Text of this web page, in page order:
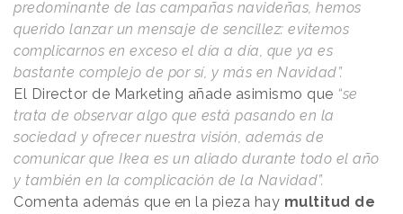
predominante de las campañas navideñas, hemos
querido lanzar un mensaje de sencillez: evitemos
complicarnos en exceso el día a día, que ya es
bastante complejo de por sí, y más en Navidad”.
El Director de Marketing añade asimismo que “se
trata de observar algo que está pasando en la
sociedad y ofrecer nuestra visión, además de
comunicar que Ikea es un aliado durante todo el año
y también en la complicación de la Navidad”.
Comenta además que en la pieza hay multitud de